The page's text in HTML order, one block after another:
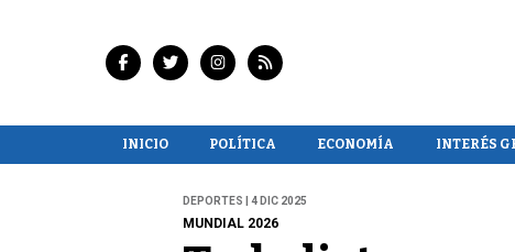
INICIO POLÍTICA ECONOMÍA INTERÉS
DEPORTES | 4 DIC 2025
MUNDIAL 2026